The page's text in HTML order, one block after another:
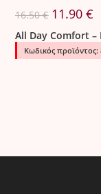
16.50€ Original
price
was:
16.50 €.
11.90€
All Day Comfort –
Κωδικός